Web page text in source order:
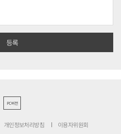
PC버전
개인정보처리방침 이용자위원회